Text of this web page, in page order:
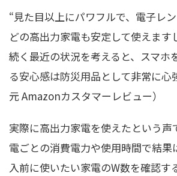
“見た目以上にパワフルで、電子レ
どの高出力家電も安定して使えます
続く最近の状況を考えると、スマホ
る安心感は防災用品として非常に心
元 Amazonカスタマーレビュー）
実際に高出力家電を使えたという声
電ごとの消費電力や使用時間で結果
入前に使いたい家電のW数を確認す